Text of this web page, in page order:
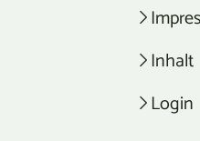
Inhalt
Login